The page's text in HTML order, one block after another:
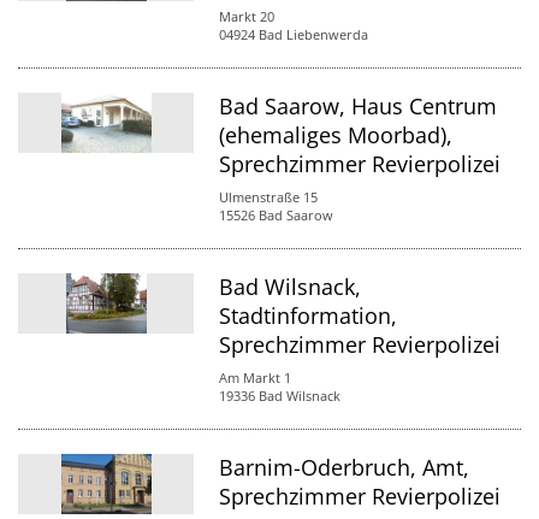
Markt 20
04924 Bad Liebenwerda
Bad Saarow, Haus Centrum
(ehemaliges Moorbad),
Sprechzimmer Revierpolizei
Ulmenstraße 15
15526 Bad Saarow
Bad Wilsnack,
Stadtinformation,
Sprechzimmer Revierpolizei
Am Markt 1
19336 Bad Wilsnack
Barnim-Oderbruch, Amt,
Sprechzimmer Revierpolizei